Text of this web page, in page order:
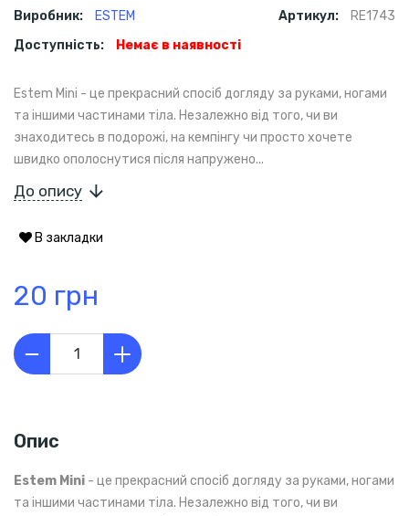
Виробник: ESTEM Артикул:
RE1743
Доступність:
Немає в наявності
Estem Mini - це прекрасний спосіб догляду за руками, ногами
та іншими частинами тіла. Незалежно від того, чи ви
знаходитесь в подорожі, на кемпінгу чи просто хочете
швидко ополоснутися після напружено...
До опису
В закладки
20 грн
Опис
Estem Mini - це прекрасний спосіб догляду за руками, ногами
та іншими частинами тіла. Незалежно від того, чи ви